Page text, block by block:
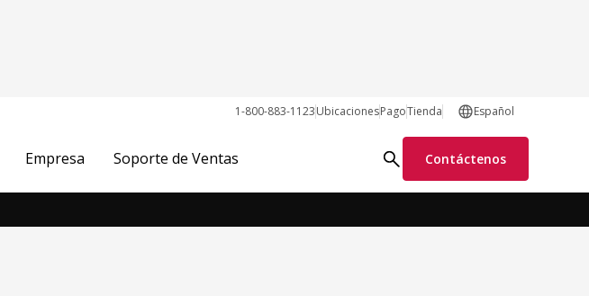
1-800-883-1123UbicacionesPagoTienda Español
Empresa Soporte de Ventas Contáctenos
Solicitar información